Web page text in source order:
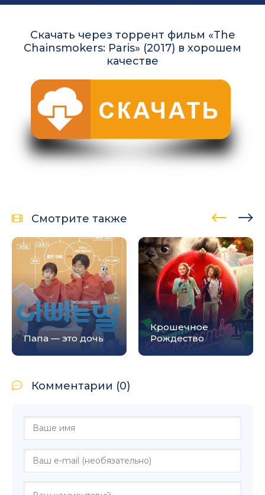
Скачать через торрент фильм «The
Chainsmokers: Paris» (2017) в хорошем
качестве
Смотрите также
Папа — это дочь
Крошечное
Рождество
Комментарии (0)